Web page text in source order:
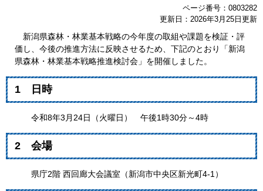
ページ番号：0803282
更新日：2026年3月25日更新
新潟県森林・林業基本戦略の今年度の取組や課題を検証・評
価し、今後の推進方法に反映させるため、下記のとおり「新潟
県森林・林業基本戦略推進検討会」を開催しました。
1 日時
令和8年3月24日（火曜日） 午後1時30分～4時
2 会場
県庁2階 西回廊大会議室（新潟市中央区新光町4-1）